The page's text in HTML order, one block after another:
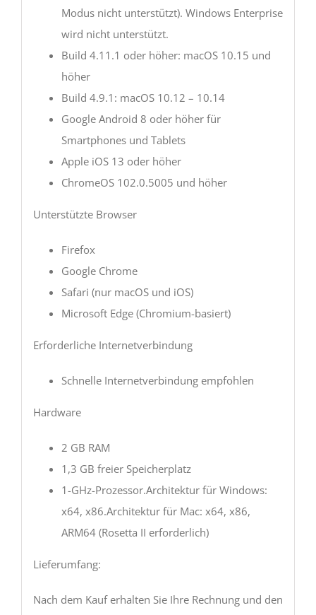
Modus nicht unterstützt). Windows Enterprise
wird nicht unterstützt.
Build 4.11.1 oder höher: macOS 10.15 und
höher
Build 4.9.1: macOS 10.12 – 10.14
Google Android 8 oder höher für
Smartphones und Tablets
Apple iOS 13 oder höher
ChromeOS 102.0.5005 und höher
Unterstützte Browser
Firefox
Google Chrome
Safari (nur macOS und iOS)
Microsoft Edge (Chromium-basiert)
Erforderliche Internetverbindung
Schnelle Internetverbindung empfohlen
Hardware
2 GB RAM
1,3 GB freier Speicherplatz
1-GHz-Prozessor.Architektur für Windows:
x64, x86.Architektur für Mac: x64, x86,
ARM64 (Rosetta II erforderlich)
Lieferumfang:
Nach dem Kauf erhalten Sie Ihre Rechnung und den